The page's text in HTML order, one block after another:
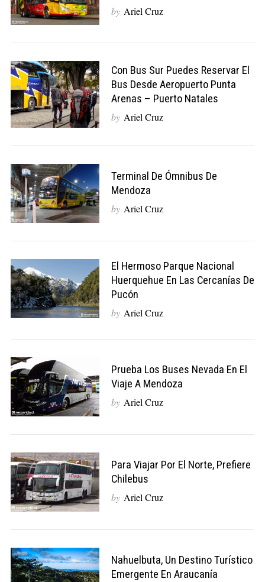
by Ariel Cruz
Con Bus Sur Puedes Reservar El
Bus Desde Aeropuerto Punta
Arenas – Puerto Natales
by Ariel Cruz
Terminal De Ómnibus De
Mendoza
by Ariel Cruz
El Hermoso Parque Nacional
Huerquehue En Las Cercanías De
Pucón
by Ariel Cruz
Prueba Los Buses Nevada En El
Viaje A Mendoza
by Ariel Cruz
Para Viajar Por El Norte, Prefiere
Chilebus
by Ariel Cruz
Nahuelbuta, Un Destino Turístico
Emergente En Araucanía